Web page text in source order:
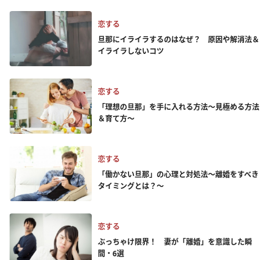
恋する
旦那にイライラするのはなぜ？ 原因や解消法＆
イライラしないコツ
恋する
「理想の旦那」を手に入れる方法～見極める方法
＆育て方～
恋する
「働かない旦那」の心理と対処法～離婚をすべき
タイミングとは？～
恋する
ぶっちゃけ限界！ 妻が「離婚」を意識した瞬
間・6選